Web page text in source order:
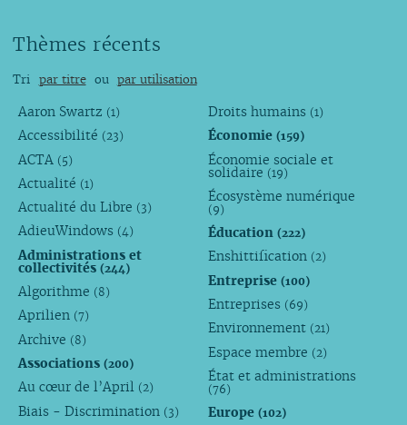
Thèmes récents
Tri par titre ou par utilisation
Aaron Swartz (1)
Accessibilité (23)
ACTA (5)
Actualité (1)
Actualité du Libre (3)
AdieuWindows (4)
Administrations et
collectivités (244)
Algorithme (8)
Aprilien (7)
Archive (8)
Associations (200)
Au cœur de l’April (2)
Biais - Discrimination (3)
Droits humains (1)
Économie(159)
Économie sociale et
solidaire (19)
Écosystème numérique
(9)
Éducation(222)
Enshittification (2)
Entreprise(100)
Entreprises (69)
Environnement (21)
Espace membre (2)
État et administrations
(76)
Europe(102)